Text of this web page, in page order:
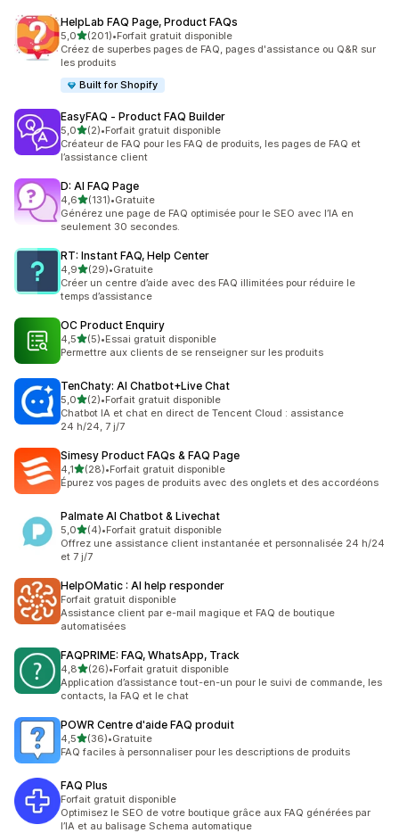
HelpLab FAQ Page, Product FAQs
5,0étoile(s) sur 5
(201)
201 avis au total
•Forfait gratuit disponible
Créez de superbes pages de FAQ, pages d'assistance ou Q&R sur
les produits
Built for Shopify
EasyFAQ ‑ Product FAQ Builder
5,0étoile(s) sur 5
(2)
2 avis au total
•Forfait gratuit disponible
Créateur de FAQ pour les FAQ de produits, les pages de FAQ et
l’assistance client
D: AI FAQ Page
4,6étoile(s) sur 5
(131)
131 avis au total
•Gratuite
Générez une page de FAQ optimisée pour le SEO avec l’IA en
seulement 30 secondes.
RT: Instant FAQ, Help Center
4,9étoile(s) sur 5
(29)
29 avis au total
•Gratuite
Créer un centre d’aide avec des FAQ illimitées pour réduire le
temps d’assistance
OC Product Enquiry
4,5étoile(s) sur 5
(5)
5 avis au total
•Essai gratuit disponible
Permettre aux clients de se renseigner sur les produits
TenChaty: AI Chatbot+Live Chat
5,0étoile(s) sur 5
(2)
2 avis au total
•Forfait gratuit disponible
Chatbot IA et chat en direct de Tencent Cloud : assistance
24 h/24, 7 j/7
Simesy Product FAQs & FAQ Page
4,1étoile(s) sur 5
(28)
28 avis au total
•Forfait gratuit disponible
Épurez vos pages de produits avec des onglets et des accordéons
Palmate AI Chatbot & Livechat
5,0étoile(s) sur 5
(4)
4 avis au total
•Forfait gratuit disponible
Offrez une assistance client instantanée et personnalisée 24 h/24
et 7 j/7
HelpOMatic : AI help responder
Forfait gratuit disponible
Assistance client par e-mail magique et FAQ de boutique
automatisées
FAQPRIME: FAQ, WhatsApp, Track
4,8étoile(s) sur 5
(26)
26 avis au total
•Forfait gratuit disponible
Application d’assistance tout-en-un pour le suivi de commande, les
contacts, la FAQ et le chat
POWR Centre d'aide FAQ produit
4,5étoile(s) sur 5
(36)
36 avis au total
•Gratuite
FAQ faciles à personnaliser pour les descriptions de produits
FAQ Plus
Forfait gratuit disponible
Optimisez le SEO de votre boutique grâce aux FAQ générées par
l’IA et au balisage Schema automatique